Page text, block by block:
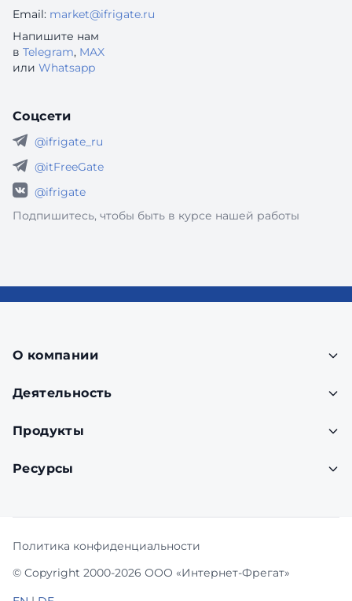
Email: market@ifrigate.ru
Напишите нам
в Telegram, MAX
или Whatsapp
Соцсети
@ifrigate_ru
@itFreeGate
@ifrigate
Подпишитесь, чтобы быть в курсе нашей работы
О компании
Деятельность
Продукты
Ресурсы
© Copyright 2000-2026 ООО «Интернет-Фрегат»
Политика конфиденциальности